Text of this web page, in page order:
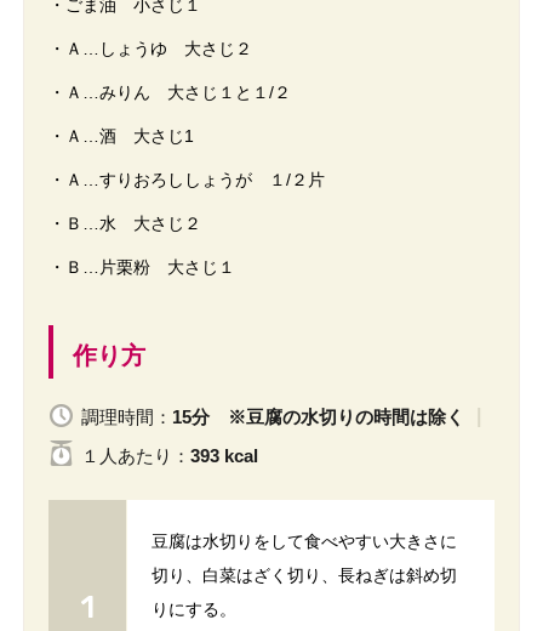
・ごま油 小さじ１
・Ａ…しょうゆ 大さじ２
・Ａ…みりん 大さじ１と１/２
・Ａ…酒 大さじ1
・Ａ…すりおろししょうが １/２片
・Ｂ…水 大さじ２
・Ｂ…片栗粉 大さじ１
作り方
調理時間： 15分 ※豆腐の水切りの時間は除く
１人 あたり ： 393 kcal
豆腐は水切りをして食べやすい大きさに
切り、白菜はざく切り、長ねぎは斜め切
りにする。